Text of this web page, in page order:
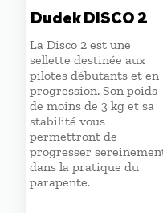
Dudek DISCO 2
La Disco 2 est une
sellette destinée aux
pilotes débutants et en
progression. Son poids
de moins de 3 kg et sa
stabilité vous
permettront de
progresser
dans la pratique du
parapente.